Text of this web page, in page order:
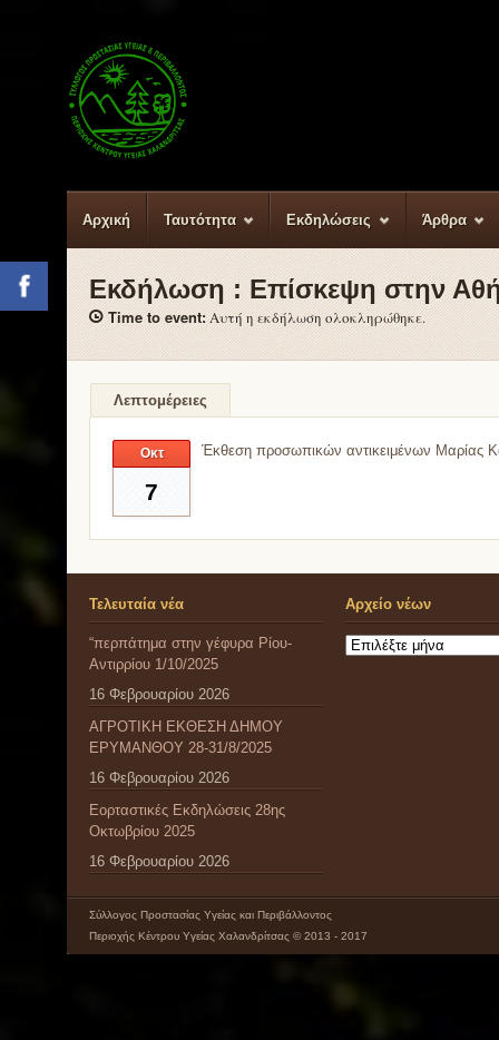
Αρχική Ταυτότητα Εκδηλώσεις Άρθρα
Εκδήλωση :Επίσκεψη στην
Time to event:Αυτή η εκδήλωση ολοκληρώθηκε.
Λεπτομέρειες
Οκτ
7
Έκθεση προσωπικών αντικειμένων Μαρίας
Τελευταία νέα
“περπάτημα στην γέφυρα Ρίου-
Αντιρρίου 1/10/2025
16 Φεβρουαρίου 2026
ΑΓΡΟΤΙΚΗ ΕΚΘΕΣΗ ΔΗΜΟΥ
ΕΡΥΜΑΝΘΟΥ 28-31/8/2025
16 Φεβρουαρίου 2026
Εορταστικές Εκδηλώσεις 28ης
Οκτωβρίου 2025
16 Φεβρουαρίου 2026
Αρχείο νέων
Αρχείο
Σύλλογος Προστασίας Υγείας και Περιβάλλοντος
Περιοχής Κέντρου Υγείας Χαλανδρίτσας © 2013 - 2017
Facebook